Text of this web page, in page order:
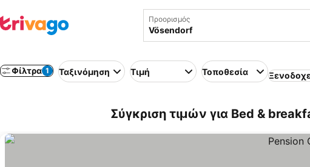
Προορισμός
Φίλτρα 1 Ταξινόμηση Τιμή Τοποθεσία
Σύγκριση τιμών για Bed &